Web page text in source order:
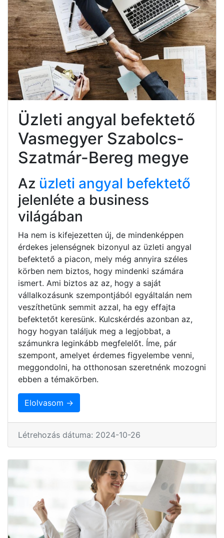
Üzleti angyal befektető
Vasmegyer Szabolcs-
Szatmár-Bereg megye
Az üzleti angyal befektető
jelenléte a business
világában
Ha nem is kifejezetten új, de mindenképpen
érdekes jelenségnek bizonyul az üzleti angyal
befektető a piacon, mely még annyira széles
körben nem biztos, hogy mindenki számára
ismert. Ami biztos az az, hogy a saját
vállalkozásunk szempontjából egyáltalán nem
veszíthetünk semmit azzal, ha egy effajta
befektetőt keresünk. Kulcskérdés azonban az,
hogy hogyan találjuk meg a legjobbat, a
számunkra leginkább megfelelőt. Íme, pár
szempont, amelyet érdemes figyelembe venni,
meggondolni, ha otthonosan szeretnénk mozogni
ebben a témakörben.
Elolvasom →
Létrehozás dátuma: 2024-10-26